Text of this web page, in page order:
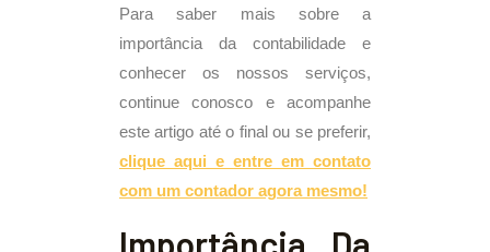
Para saber mais sobre a
importância da contabilidade e
conhecer os nossos serviços,
continue conosco e acompanhe
este artigo até o final ou se preferir,
clique aqui e entre em contato
com um contador agora mesmo!
Importância Da